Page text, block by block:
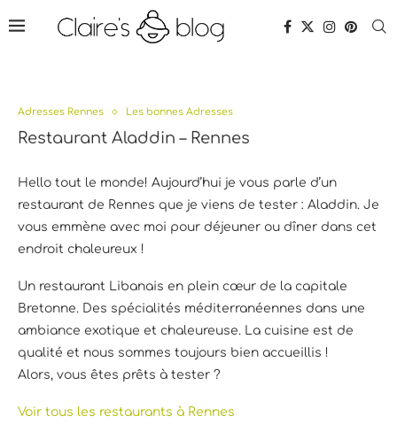
Adresses Rennes Les bonnes Adresses
Restaurant Aladdin – Rennes
Hello tout le monde! Aujourd’hui je vous parle d’un
restaurant de Rennes que je viens de tester : Aladdin. Je
vous emmène avec moi pour déjeuner ou dîner dans cet
endroit chaleureux !
Un restaurant Libanais en plein cœur de la capitale
Bretonne. Des spécialités méditerranéennes dans une
ambiance exotique et chaleureuse. La cuisine est de
qualité et nous sommes toujours bien accueillis !
Alors, vous êtes prêts à tester ?
Voir tous les restaurants à Rennes